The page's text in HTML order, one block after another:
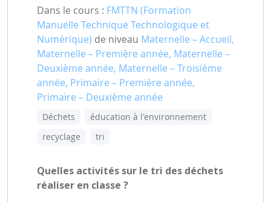
Dans le cours : FMTTN (Formation
Manuelle Technique Technologique et
Numérique) de niveau Maternelle – Accueil,
Maternelle – Première année, Maternelle –
Deuxième année, Maternelle – Troisième
année, Primaire – Première année,
Primaire – Deuxième année
Déchets
éducation à l'environnement
recyclage
tri
Quelles activités sur le tri des déchets
réaliser en classe ?